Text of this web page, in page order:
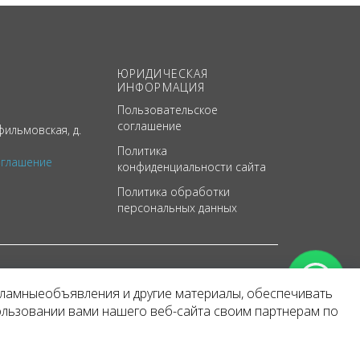
д.
ЮРИДИЧЕСКАЯ
ИНФОРМАЦИЯ
Пользовательское
соглашение
Политика
конфиденциальности сайта
Политика обработки
персональных данных
и другие материалы, обеспечивать
вами нашего веб-сайта своим партнерам по